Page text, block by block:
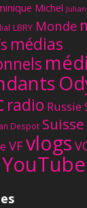
Michel
LBRY Monde
médias
radio Russie
Despot Suisse
VFvlogs
YouTube